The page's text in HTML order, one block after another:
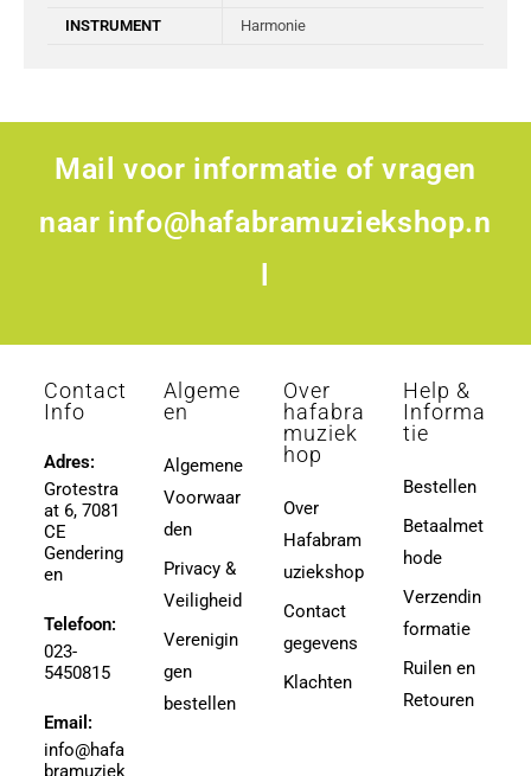
INSTRUMENT Harmonie
Mail voor informatie of vragen
naar info@hafabramuziekshop.n
Contact
Info
Adres:
Grotestra
at 6, 7081
CE
Gendering
en
Telefoon:
023-
5450815
Email:
info@hafa
bramuziek
Algeme
en
Algemene
Voorwaar
den
Privacy &
Veiligheid
Verenigin
gen
bestellen
Over
hafabra
muziek
hop
Over
Hafabram
uziekshop
Contact
gegevens
Klachten
Help &
Informa
tie
Bestellen
Betaalmet
hode
Verzendin
formatie
Ruilen en
Retouren